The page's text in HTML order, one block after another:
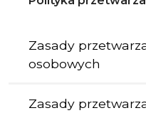
Zasady
osobowych
Zasady